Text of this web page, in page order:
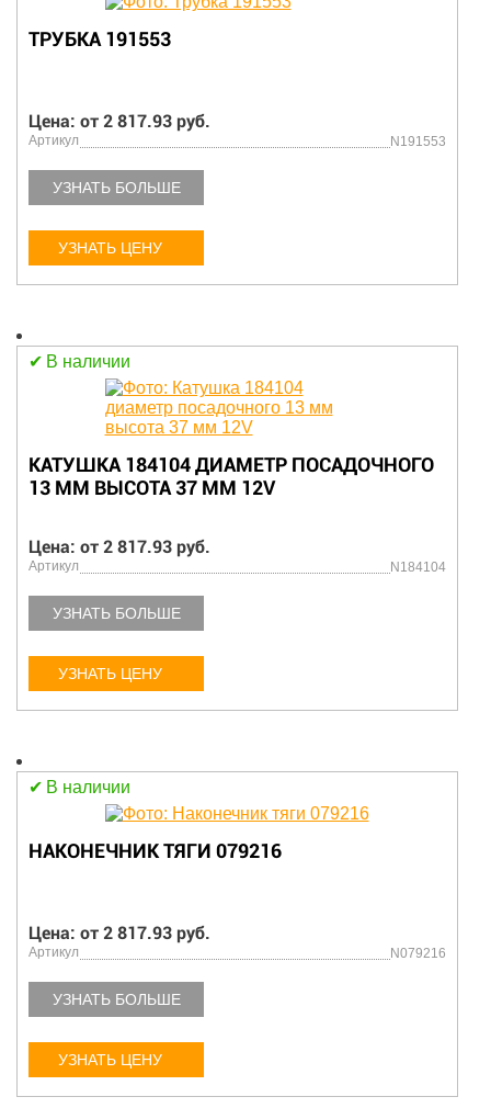
ТРУБКА 191553
Цена: от 2 817.93 руб.
Артикул N191553
УЗНАТЬ БОЛЬШЕ
УЗНАТЬ ЦЕНУ
В наличии
КАТУШКА 184104 ДИАМЕТР ПОСАДОЧНОГО
13 ММ ВЫСОТА 37 ММ 12V
Цена: от 2 817.93 руб.
Артикул N184104
УЗНАТЬ БОЛЬШЕ
УЗНАТЬ ЦЕНУ
В наличии
НАКОНЕЧНИК ТЯГИ 079216
Цена: от 2 817.93 руб.
Артикул N079216
УЗНАТЬ БОЛЬШЕ
УЗНАТЬ ЦЕНУ